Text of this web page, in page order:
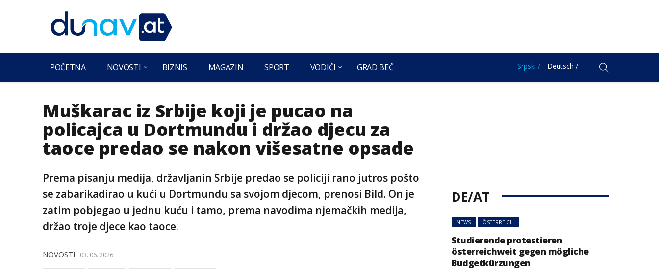
POČETNA NOVOSTI BIZNIS MAGAZIN SPORT VODIČI GRAD BEČ Srpski / Deutsch /
Muškarac iz Srbije koji je pucao na
policajca u Dortmundu i držao djecu za
taoce predao se nakon višesatne opsade
Prema pisanju medija, državljanin Srbije predao se policiji rano jutros pošto
se zabarikadirao u kući u Dortmundu sa svojom djecom, prenosi Bild. On je
zatim pobjegao u jednu kuću i tamo, prema navodima njemačkih medija,
držao troje djece kao taoce.
NOVOSTI 03. 06. 2026.
DE/AT
NEWS ÖSTERREICH
Studierende protestieren
österreichweit gegen mögliche
Budgetkürzungen